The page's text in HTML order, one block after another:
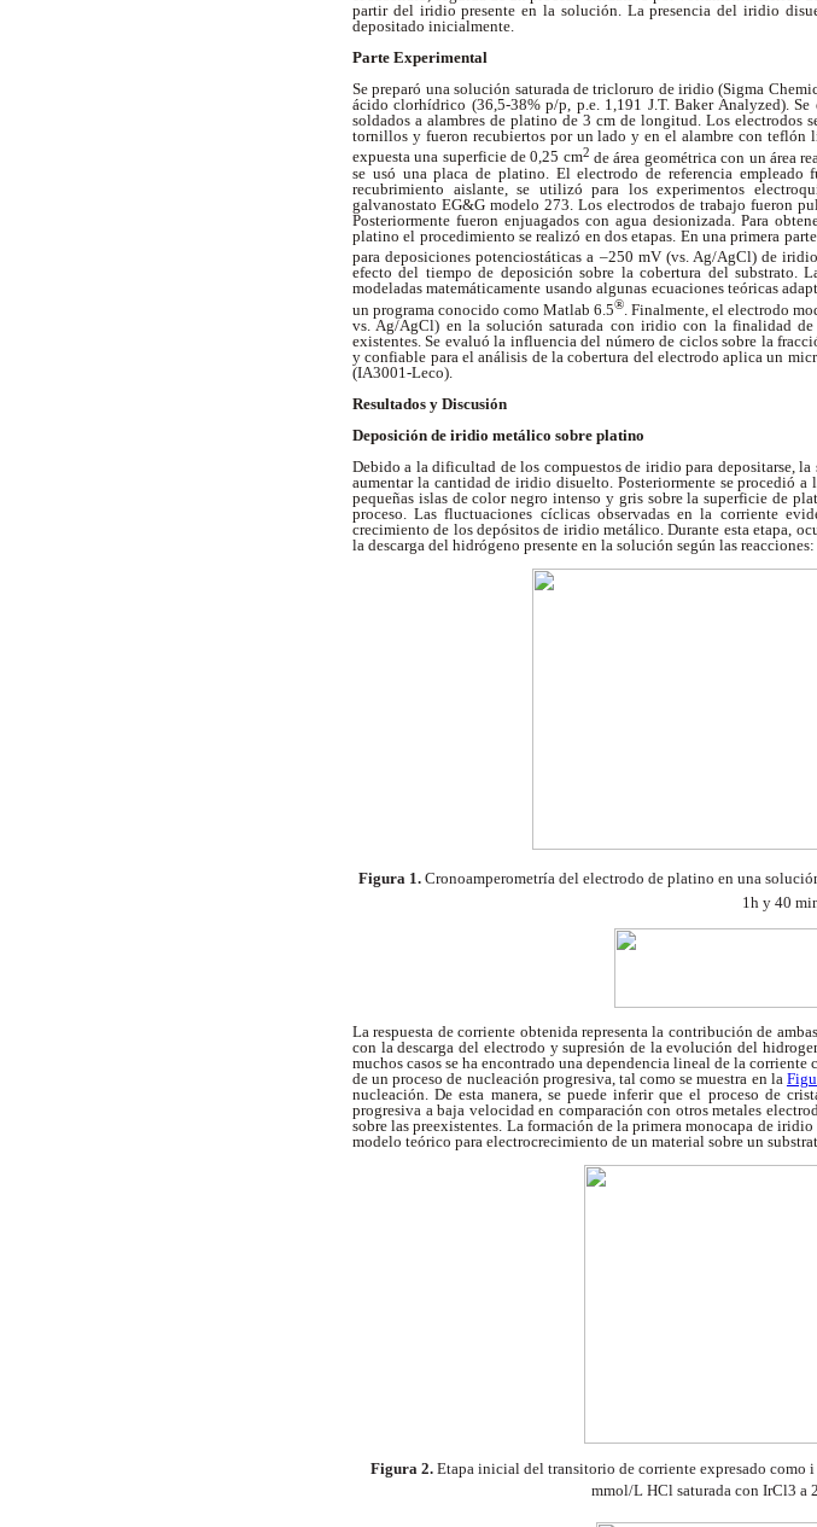
partir del iridio presente en la solución. La presencia del iridio
depositado inicialmente.
Parte Experimental
Se preparó una solución saturada de tricloruro de iridio (Sigma
ácido clorhídrico (36,5-38% p/p, p.e. 1,191 J.T. Baker Analyzed).
soldados a alambres de platino de 3 cm de longitud. Los electrodos
tornillos y fueron recubiertos por un lado y en el alambre con
expuesta una superficie de 0,25 cm2 de área geométrica con un área
se usó una placa de platino. El electrodo de referencia
recubrimiento aislante, se utilizó para los experimentos
galvanostato EG&G modelo 273. Los electrodos de trabajo fueron
Posteriormente fueron enjuagados con agua desionizada. Para
platino el procedimiento se realizó en dos etapas. En una primera
para deposiciones potenciostáticas a –250 mV (vs. Ag/AgCl) de
efecto del tiempo de deposición sobre la cobertura del substrato.
modeladas matemáticamente usando algunas ecuaciones teóricas
un programa conocido como Matlab 6.5® . Finalmente, el electrodo
vs. Ag/AgCl) en la solución saturada con iridio con la finalidad
existentes. Se evaluó la influencia del número de ciclos sobre la
y confiable para el análisis de la cobertura del electrodo aplica un
(IA3001-Leco).
Resultados y Discusión
Deposición de iridio metálico sobre platino
Debido a la dificultad de los compuestos de iridio para depositarse,
aumentar la cantidad de iridio disuelto. Posteriormente se procedió
pequeñas islas de color negro intenso y gris sobre la superficie de
proceso. Las fluctuaciones cíclicas observadas en la corriente
crecimiento de los depósitos de iridio metálico. Durante esta etapa,
la descarga del hidrógeno presente en la solución según las reacciones:
Figura 1.Cronoamperometría del electrodo de platino en una
1h y 40
La respuesta de corriente obtenida representa la contribución de
con la descarga del electrodo y supresión de la evolución del
muchos casos se ha encontrado una dependencia lineal de la
de un proceso de nucleación progresiva, tal como se muestra en la
nucleación. De esta manera, se puede inferir que el proceso de
progresiva a baja velocidad en comparación con otros metales
sobre las preexistentes. La formación de la primera monocapa de
modelo teórico para electrocrecimiento de un material sobre un
Figura 2. Etapa inicial del transitorio de corriente expresado como
mmol/L HCl saturada con IrCl3 a